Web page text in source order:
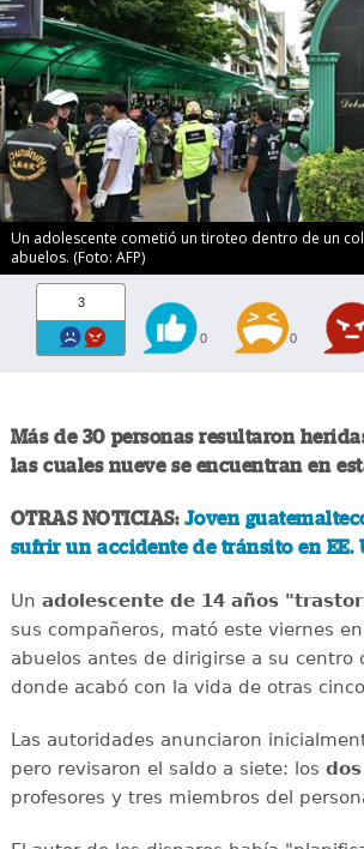
Un adolescente cometió un tiroteo dentro de un
abuelos. (Foto: AFP)
3
0 0
Más de 30 personas resultaron
las cuales nueve se encuentran en
OTRAS NOTICIAS: Joven
sufrir un accidente de tránsito en EE.
Un adolescente de 14 años
sus compañeros, mató este viernes en
abuelos antes de dirigirse a su centro
donde acabó con la vida de otras
Las autoridades anunciaron
pero revisaron el saldo a siete: los
profesores y tres miembros del